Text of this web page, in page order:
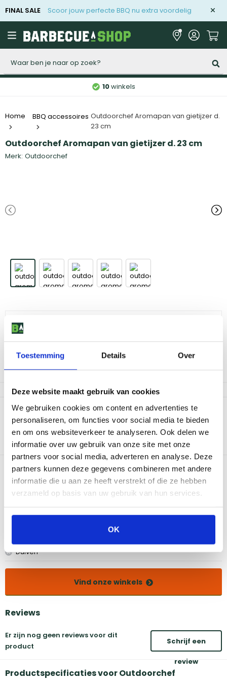
Toestemming Details Over
Deze website maakt gebruik van cookies
We gebruiken cookies om content en advertenties te
personaliseren, om functies voor social media te bieden
en om ons websiteverkeer te analyseren. Ook delen we
informatie over uw gebruik van onze site met onze
partners voor social media, adverteren en analyse. Deze
partners kunnen deze gegevens combineren met andere
informatie die u aan ze heeft verstrekt of die ze hebben
verzameld op basis van uw gebruik van hun services.
OK
FINAL SALE Scoor jouw perfecte BBQ nu extra voordelig
10winkels
Home BBQ accessoires Outdoorchef Aromapan van gietijzer d.
23 cm
Outdoorchef Aromapan van gietijzer d. 23 cm
Merk: Outdoorchef
Outdoorchef Aromapan van gietijzer d. 23 cm
46,99
Niet op voorraad
Productomschrijving
Met de Aromapan van gietijzer maak je de lekkerste sauzen,
stoofschotels en bijgerechten op jouw barbecue. Geschikt voor
elke barbecue.
Bekijk dit product in onze winkels
Amsterdam
Breda
Duiven
Eindhoven
Groningen
Vind onze winkels
Reviews
Er zijn nog geen reviews voor dit
product
Schrijf een
review
Productspecificaties voor Outdoorchef